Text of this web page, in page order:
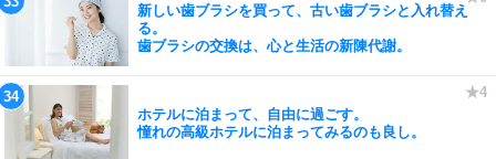
新しい歯ブラシを買って、古い歯ブラシと入れ替え
る。
歯ブラシの交換は、心と生活の新陳代謝。
ホテルに泊まって、自由に過ごす。
憧れの高級ホテルに泊まってみるのも良し。